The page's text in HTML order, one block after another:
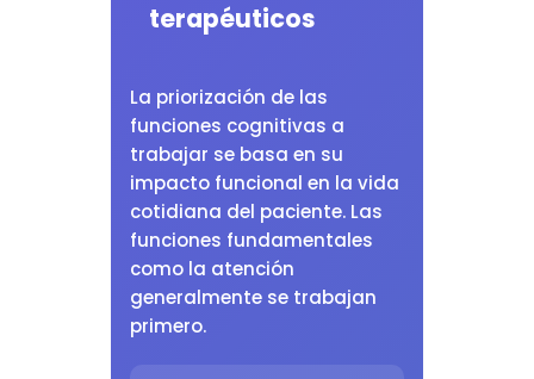
terapéuticos
La priorización de las
funciones cognitivas a
trabajar se basa en su
impacto funcional en la vida
cotidiana del paciente. Las
funciones fundamentales
como la atención
generalmente se trabajan
primero.